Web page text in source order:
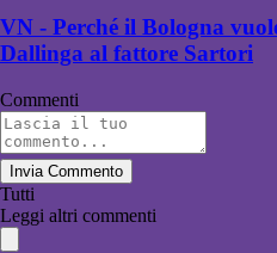
VN - Perché il Bologna
Dallinga al fattore Sartori
Commenti
Invia Commento
Tutti
Leggi altri commenti